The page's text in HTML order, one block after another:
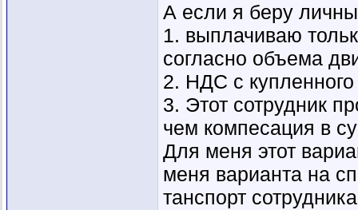
А если я беру
1. выплачиваю
согласно объема
2. НДС с купленного
3. Этот сотрудник
чем компесация в
Для меня этот
меня варианта на
танспорт